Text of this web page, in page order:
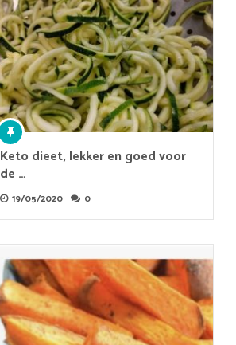
Keto dieet, lekker en goed voor
de …
19/05/2020 0